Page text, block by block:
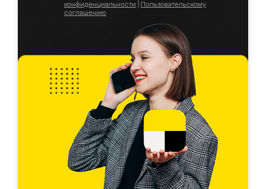
конфиденциальности
Пользовательскому
соглашению